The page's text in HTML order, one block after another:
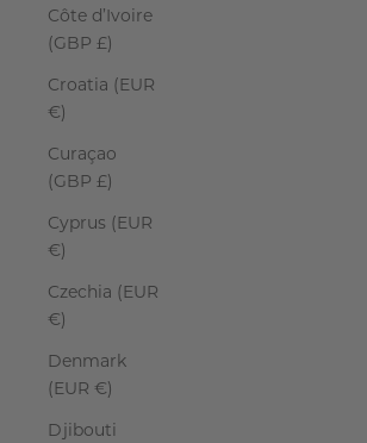
Côte d’Ivoire
(GBP £)
Croatia (EUR
€)
Curaçao
(GBP £)
Cyprus (EUR
€)
Czechia (EUR
€)
Denmark
(EUR €)
Djibouti